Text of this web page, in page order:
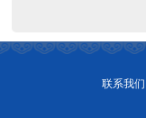
联系我们